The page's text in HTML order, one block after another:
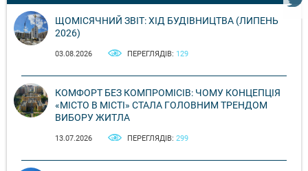
ЩОМІСЯЧНИЙ ЗВІТ: ХІД БУДІВНИЦТВА (ЛИПЕНЬ
2026)
03.08.2026 ПЕРЕГЛЯДІВ: 129
КОМФОРТ БЕЗ КОМПРОМІСІВ: ЧОМУ КОНЦЕПЦІЯ
«МІСТО В МІСТІ» СТАЛА ГОЛОВНИМ ТРЕНДОМ
ВИБОРУ ЖИТЛА
13.07.2026 ПЕРЕГЛЯДІВ: 299